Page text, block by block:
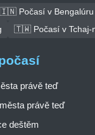
🇮🇳 Počasí v Bengalúru
🇹🇼 Počasí v Tchaj-
právě teď
právě teď
deštěm